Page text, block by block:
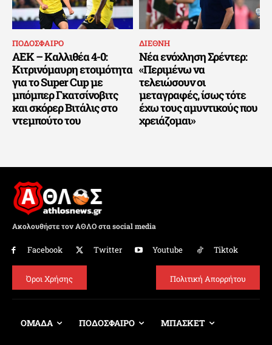
ΠΟΔΟΣΦΑΙΡΟ
ΑΕΚ – Καλλιθέα 4-0:
Κιτρινόμαυρη ετοιμότητα
για το Super Cup με
μπόμπερ Γκατσίνοβιτς
και σκόρερ Βιτάλις στο
ντεμπούτο του
ΔΙΕΘΝΗ
Νέα ενόχληση Σρέντερ:
«Περιμένω να
τελειώσουν οι
μεταγραφές, ίσως τότε
έχω τους αμυντικούς που
χρειάζομαι»
Ακολουθήστε τον ΑΘΛΟ στα social media
Facebook Twitter Youtube Tiktok
Όροι Χρήσης Πολιτική Απορρήτου
ΟΜΑΔΑ ΠΟΔΟΣΦΑΙΡΟ ΜΠΑΣΚΕΤ